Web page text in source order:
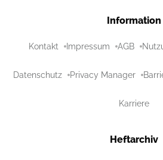
Information
Kontakt Impressum AGB
Datenschutz Privacy Manager
Karriere
Heftarchiv